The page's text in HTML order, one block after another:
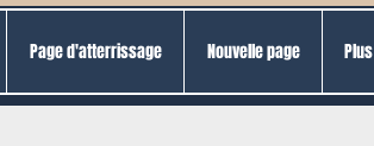
Page d'atterrissage Nouvelle page Plus